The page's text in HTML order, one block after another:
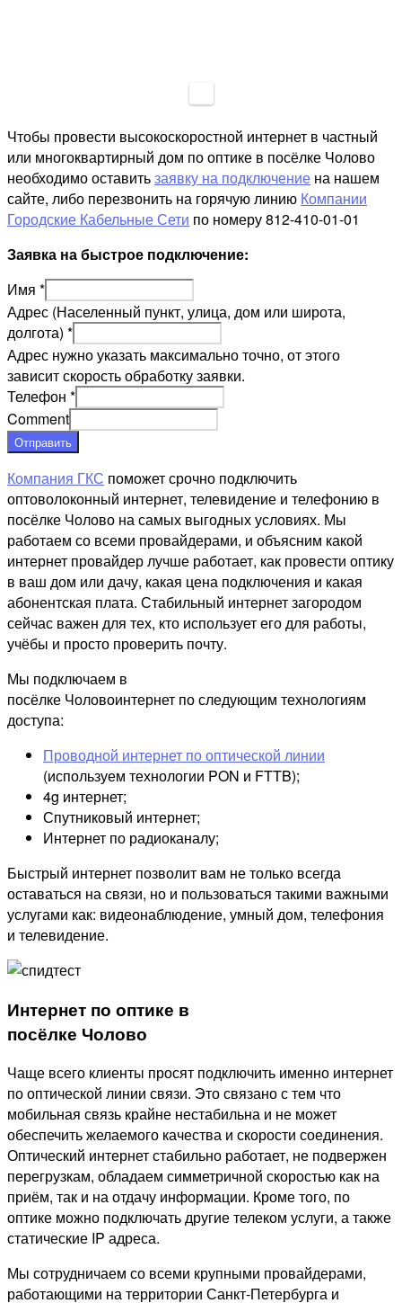
Чтобы провести высокоскоростной интернет в частный
или многоквартирный дом по оптике в посёлке Чолово
необходимо оставитьзаявку на подключение на нашем
сайте, либо перезвонить на горячую линию Компании
Городские Кабельные Сети по номеру 812-410-01-01
Заявка на быстрое подключение:
Имя *
Адрес (Населенный пункт, улица, дом или широта,
долгота) *
Адрес нужно указать максимально точно, от этого
зависит скорость обработку заявки.
Телефон *
Comment
Отправить
Компания ГКС поможет срочно подключить
оптоволоконный интернет, телевидение и телефонию в
посёлке Чолово на самых выгодных условиях. Мы
работаем со всеми провайдерами, и объясним какой
интернет провайдер лучше работает, как провести оптику
в ваш дом или дачу, какая цена подключения и какая
абонентская плата. Стабильный интернет загородом
сейчас важен для тех, кто использует его для работы,
учёбы и просто проверить почту.
Мы подключаем в
посёлке Чоловоинтернет по следующим технологиям
доступа:
Проводной интернет по оптической линии
(используем технологии PON и FTTB);
4g интернет;
Спутниковый интернет;
Интернет по радиоканалу;
Быстрый интернет позволит вам не только всегда
оставаться на связи, но и пользоваться такими важными
услугами как: видеонаблюдение, умный дом, телефония
и телевидение.
Интернет по оптике в
посёлке Чолово
Чаще всего клиенты просят подключить именно интернет
по оптической линии связи. Это связано с тем что
мобильная связь крайне нестабильна и не может
обеспечить желаемого качества и скорости соединения.
Оптический интернет стабильно работает, не подвержен
перегрузкам, обладаем симметричной скоростью как на
приём, так и на отдачу информации. Кроме того, по
оптике можно подключать другие телеком услуги, а также
статические IP адреса.
Мы сотрудничаем со всеми крупными провайдерами,
работающими на территории Санкт-Петербурга и